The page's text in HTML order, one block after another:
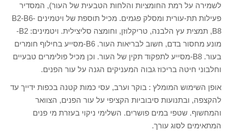
לשמירה על רמת החומציות והלחות הטבעית של העור), המסדיר
פעילות תת-עורית ומסלק פגמים. מכיל תוספת של ויטמינים B2-B6-
B8, תמצית עץ הלבנה, טריקלוזן, וחומצה סליצילית. ויטמינים: B2-
מונע מחסור בדם, חשוב לבריאות העור. B6-מסייע בחילוף חומרים
בעור. B8-מסייע לתפקוד תקין של העור. וכן מכיל פולימרים טבעיים
וחלבוני חיטה בריכוז גבוה המעניקים הגנה על עור הפנים.
אופן השימוש המומלץ : בוקר וערב, עסי כמות קטנה בכפות ידייך עד
להקצפה, ובתנועות סיבוביות הקציפי על עור הפנים, הצוואר
והמחשוף. שטפי במים פושרים. השלימי ניקוי בעזרת מי פנים
המתאימים לסוג עורך.